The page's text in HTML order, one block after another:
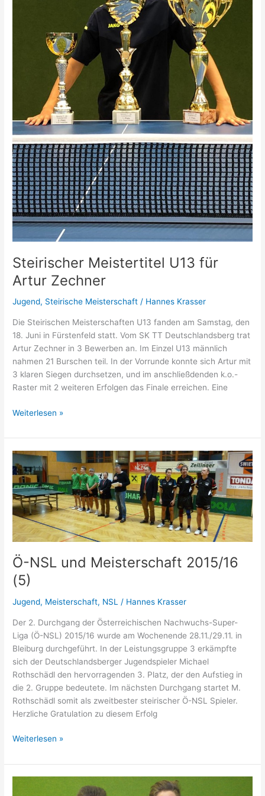
Steirischer Meistertitel U13 für
Artur Zechner
Jugend, Steirische Meisterschaft / Hannes Krasser
Die Steirischen Meisterschaften U13 fanden am Samstag, den
18. Juni in Fürstenfeld statt. Vom SK TT Deutschlandsberg trat
Artur Zechner in 3 Bewerben an. Im Einzel U13 männlich
nahmen 21 Burschen teil. In der Vorrunde konnte sich Artur mit
3 klaren Siegen durchsetzen, und im anschließdenden k.o.-
Raster mit 2 weiteren Erfolgen das Finale erreichen. Eine
Steirischer
U13
für
Artur
Zechner
Weiterlesen »
Ö-NSL und Meisterschaft 2015/16
(5)
Jugend, Meisterschaft, NSL / Hannes Krasser
Der 2. Durchgang der Österreichischen Nachwuchs-Super-
Liga (Ö-NSL) 2015/16 wurde am Wochenende 28.11./29.11. in
Bleiburg durchgeführt. In der Leistungsgruppe 3 erkämpfte
sich der Deutschlandsberger Jugendspieler Michael
Rothschädl den hervorragenden 3. Platz, der den Aufstieg in
die 2. Gruppe bedeutete. Im nächsten Durchgang startet M.
Rothschädl somit als zweitbester steirischer Ö-NSL Spieler.
Herzliche Gratulation zu diesem Erfolg
Ö-
und
Meisterschaft
Weiterlesen »